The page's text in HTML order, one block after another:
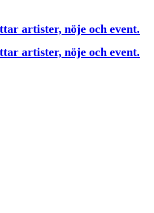
artister, nöje och event.
artister, nöje och event.